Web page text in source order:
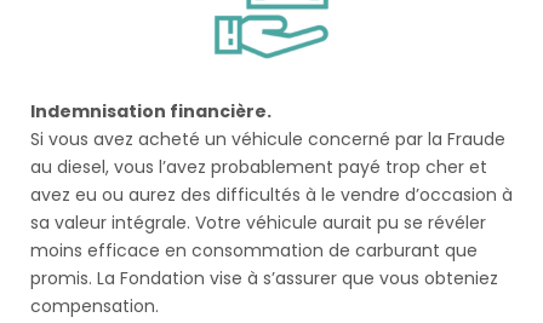
Indemnisation financière.
Si vous avez acheté un véhicule concerné par la Fraude
au diesel, vous l’avez probablement payé trop cher et
avez eu ou aurez des difficultés à le vendre d’occasion à
sa valeur intégrale. Votre véhicule aurait pu se révéler
moins efficace en consommation de carburant que
promis. La Fondation vise à s’assurer que vous obteniez
compensation.